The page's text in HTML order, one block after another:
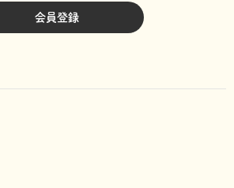
会員登録